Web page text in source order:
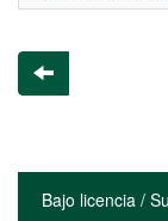
Bajo licencia /